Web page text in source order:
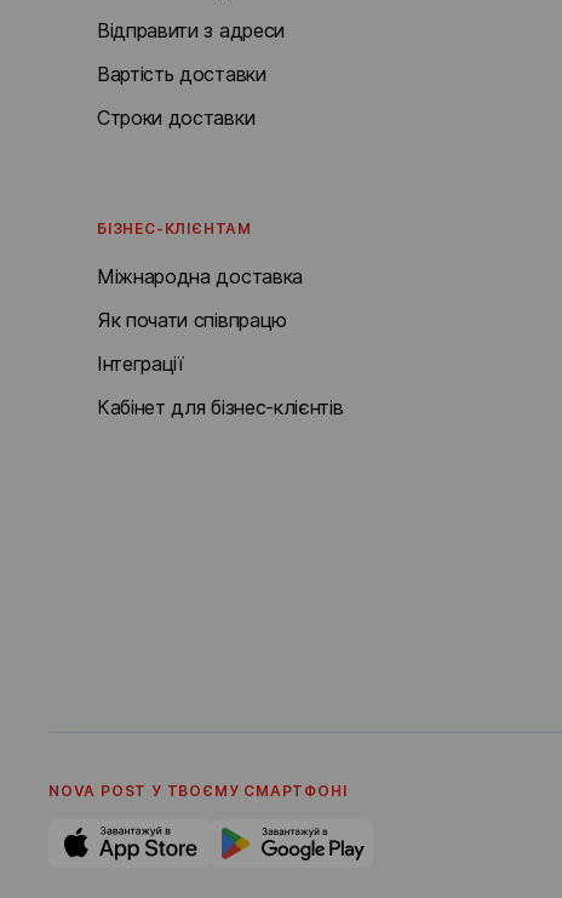
Відправити з адреси
Вартість доставки
Строки доставки
БІЗНЕС-КЛІЄНТАМ
Міжнародна доставка
Як почати співпрацю
Інтеграції
Кабінет для бізнес-клієнтів
NOVA POST У ТВОЄМУ СМАРТФОНI